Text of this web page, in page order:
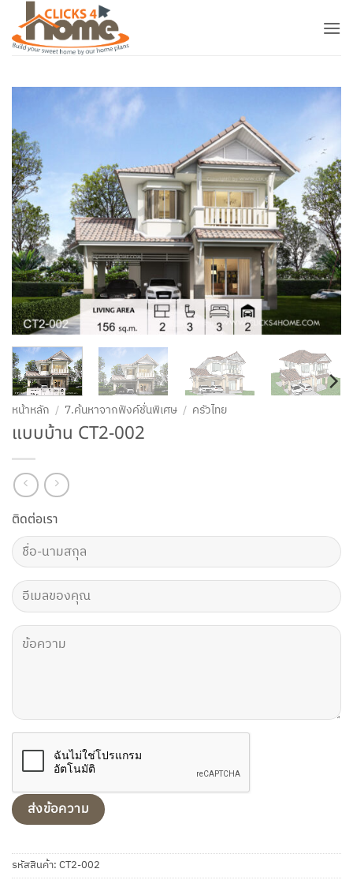
ยัง
หน้าหลัก / 7.ค้นหาจากฟังค์ชั่นพิเศษ / ครัวไทย
แบบบ้าน CT2-002
ติดต่อเรา
รหัสสินค้า:CT2-002